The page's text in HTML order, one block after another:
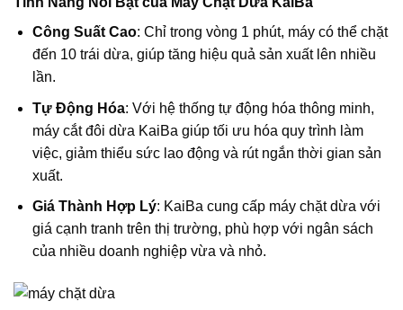
Công Suất Cao: Chỉ trong vòng 1 phút, máy có thể chặt
đến 10 trái dừa, giúp tăng hiệu quả sản xuất lên nhiều
lần.
Tự Động Hóa: Với hệ thống tự động hóa thông minh,
máy cắt đôi dừa KaiBa giúp tối ưu hóa quy trình làm
việc, giảm thiểu sức lao động và rút ngắn thời gian sản
xuất.
Giá Thành Hợp Lý: KaiBa cung cấp máy chặt dừa với
giá cạnh tranh trên thị trường, phù hợp với ngân sách
của nhiều doanh nghiệp vừa và nhỏ.